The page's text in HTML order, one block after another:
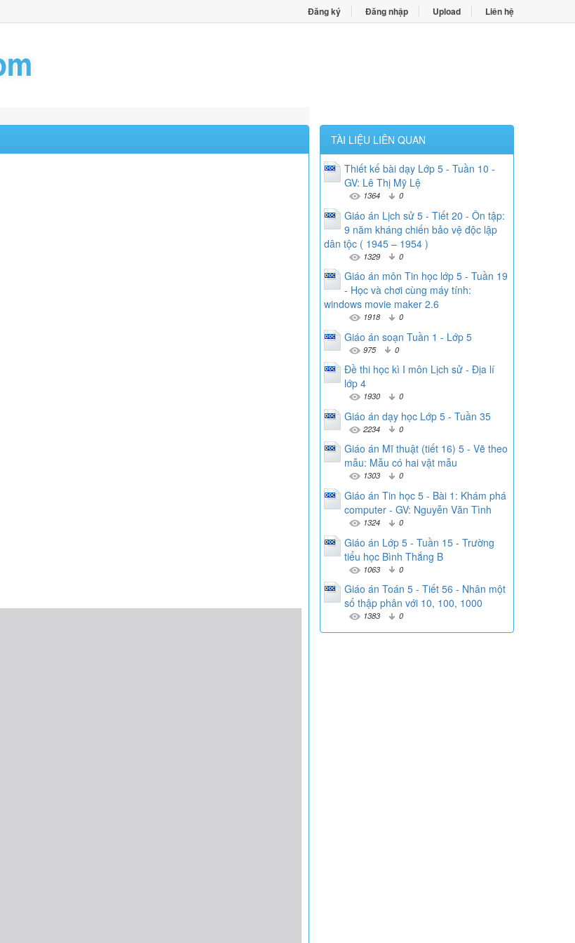
Đăng ký Đăng nhập Upload Liên hệ
TÀI LIỆU LIÊN QUAN
Thiết kế bài dạy Lớp 5 - Tuần 10 -
GV: Lê Thị Mỹ Lệ
1364 0
Giáo án Lịch sử 5 - Tiết 20 - Ôn tập:
9 năm kháng chiến bảo vệ độc lập
dân tộc ( 1945 – 1954 )
1329 0
Giáo án môn Tin học lớp 5 - Tuần 19
- Học và chơi cùng máy tính:
windows movie maker 2.6
1918 0
Giáo án soạn Tuần 1 - Lớp 5
975 0
Đề thi học kì I môn Lịch sử - Địa lí
lớp 4
1930 0
Giáo án dạy học Lớp 5 - Tuần 35
2234 0
Giáo án Mĩ thuật (tiết 16) 5 - Vẽ theo
mẫu: Mẫu có hai vật mẫu
1303 0
Giáo án Tin học 5 - Bài 1: Khám phá
computer - GV: Nguyễn Văn Tình
1324 0
Giáo án Lớp 5 - Tuần 15 - Trường
tiểu học Bình Thắng B
1063 0
Giáo án Toán 5 - Tiết 56 - Nhân một
số thập phân với 10, 100, 1000
1383 0